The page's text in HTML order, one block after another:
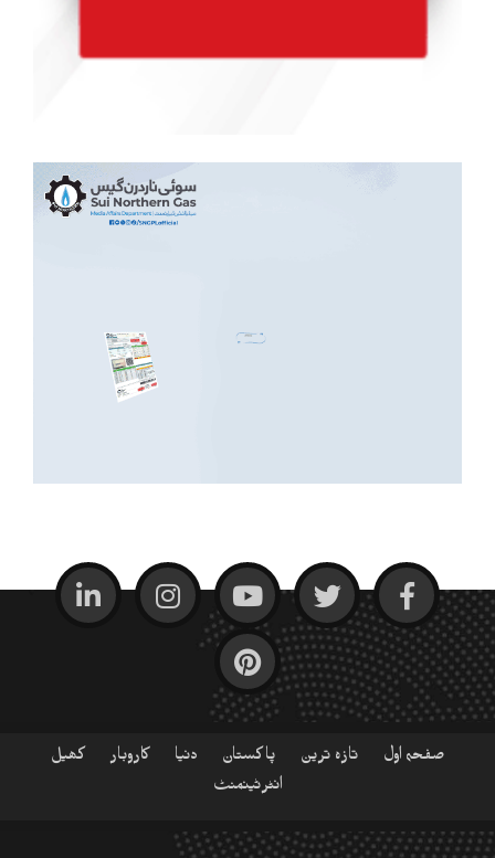
صفحہ اول تازہ ترین پاکستان دنیا کاروبار
کھیل
انٹرٹینمنٹ